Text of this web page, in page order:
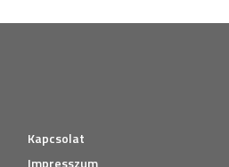
Kapcsolat
Impresszum